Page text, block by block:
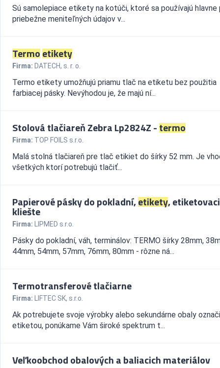
Sú samolepiace etikety na kotúči, ktoré sa používajú
priebežne meniteľných údajov v...
Termoetikety
Firma: DATECH, s. r. o.
Termo etikety umožňujú priamu tlač na etiketu bez použitia
farbiacej pásky. Nevýhodou je, že majú ní...
Stolová tlačiareň Zebra Lp2824Z -termo
Firma: TOP FOILS s.r.o.
Malá stolná tlačiareň pre tlač etikiet do šírky 52 mm. Je
všetkých ktorí potrebujú tlačiť...
Papierové pásky do pokladní,etikety,
kliešte
Firma: LIPMED s.r.o.
Pásky do pokladní, váh, terminálov: TERMO šírky 28mm,
44mm, 54mm, 57mm, 76mm, 80mm - rôzne ná...
Termotransferové tlačiarne
Firma: LIFTEC SK, s.r.o.
Ak potrebujete svoje výrobky alebo sekundárne obaly
etiketou, ponúkame Vám široké spektrum t...
Veľkoobchod obalových a baliacich materiálov